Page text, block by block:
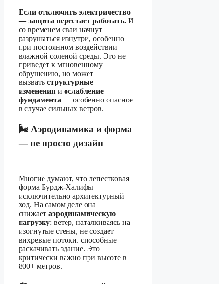
Если отключить электричество
— защита перестает работать. И
со временем сваи начнут
разрушаться изнутри, особенно
при постоянном воздействии
влажной соленой среды. Это не
приведет к мгновенному
обрушению, но может
вызвать структурные
изменения и ослабление
фундамента — особенно опасное
в случае сильных ветров.
🌬️ Аэродинамика и форма
— не просто дизайн
Многие думают, что лепестковая
форма Бурдж-Халифы —
исключительно архитектурный
ход. На самом деле она
снижает аэродинамическую
нагрузку: ветер, наталкиваясь на
изогнутые стены, не создает
вихревые потоки, способные
раскачивать здание. Это
критически важно при высоте в
800+ метров.